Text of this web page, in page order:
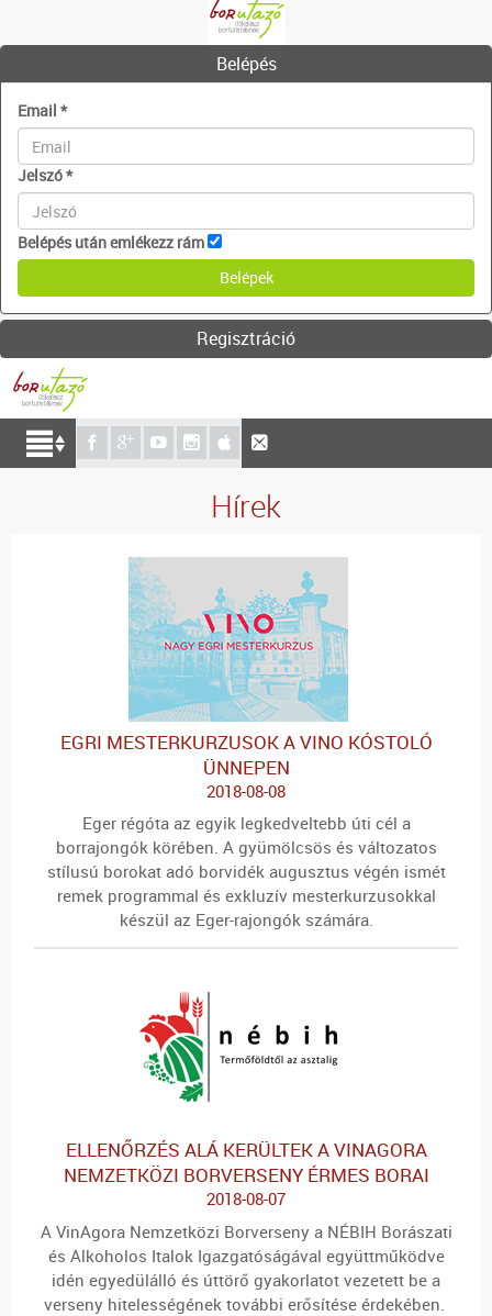
Belépés
Email *
Jelszó*
Belépés után emlékezz rám
Regisztráció
Hírek
EGRI MESTERKURZUSOK A VINO KÓSTOLÓ
ÜNNEPEN
2018-08-08
Eger régóta az egyik legkedveltebb úti cél a
borrajongók körében. A gyümölcsös és változatos
stílusú borokat adó borvidék augusztus végén ismét
remek programmal és exkluzív mesterkurzusokkal
készül az Eger-rajongók számára.
ELLENŐRZÉS ALÁ KERÜLTEK A VINAGORA
NEMZETKÖZI BORVERSENY ÉRMES BORAI
2018-08-07
A VinAgora Nemzetközi Borverseny a NÉBIH Borászati
és Alkoholos Italok Igazgatóságával együttműködve
idén egyedülálló és úttörő gyakorlatot vezetett be a
verseny hitelességének további erősítése érdekében.